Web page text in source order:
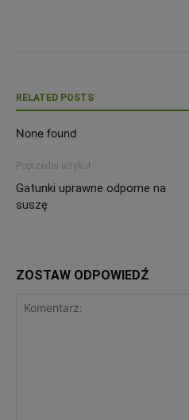
RELATED POSTS
None found
Poprzedni artykuł
Gatunki uprawne odporne na
suszę
ZOSTAW ODPOWIEDŹ